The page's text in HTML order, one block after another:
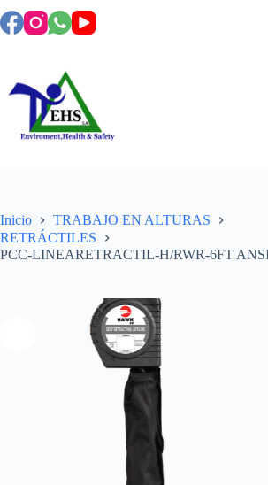
Inicio
TRABAJO EN ALTURAS
RETRÁCTILES
PCC-LINEARETRACTIL-H/RWR-6FT